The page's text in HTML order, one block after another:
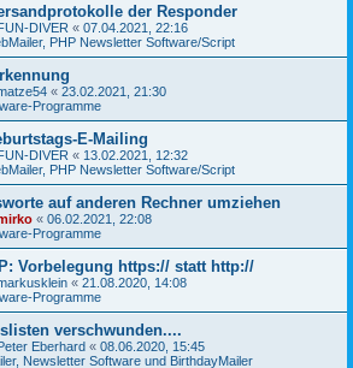
der Responder
DIVER « 07.04.2021, 22:16
PHP Newsletter Software/Script
« 23.02.2021, 21:30
Programme
E-Mailing
DIVER « 13.02.2021, 12:32
PHP Newsletter Software/Script
auf anderen Rechner umziehen
« 06.02.2021, 22:08
Programme
Vorbelegung https:// statt http://
« 21.08.2020, 14:08
Programme
verschwunden....
Eberhard « 08.06.2020, 15:45
Newsletter Software und BirthdayMailer